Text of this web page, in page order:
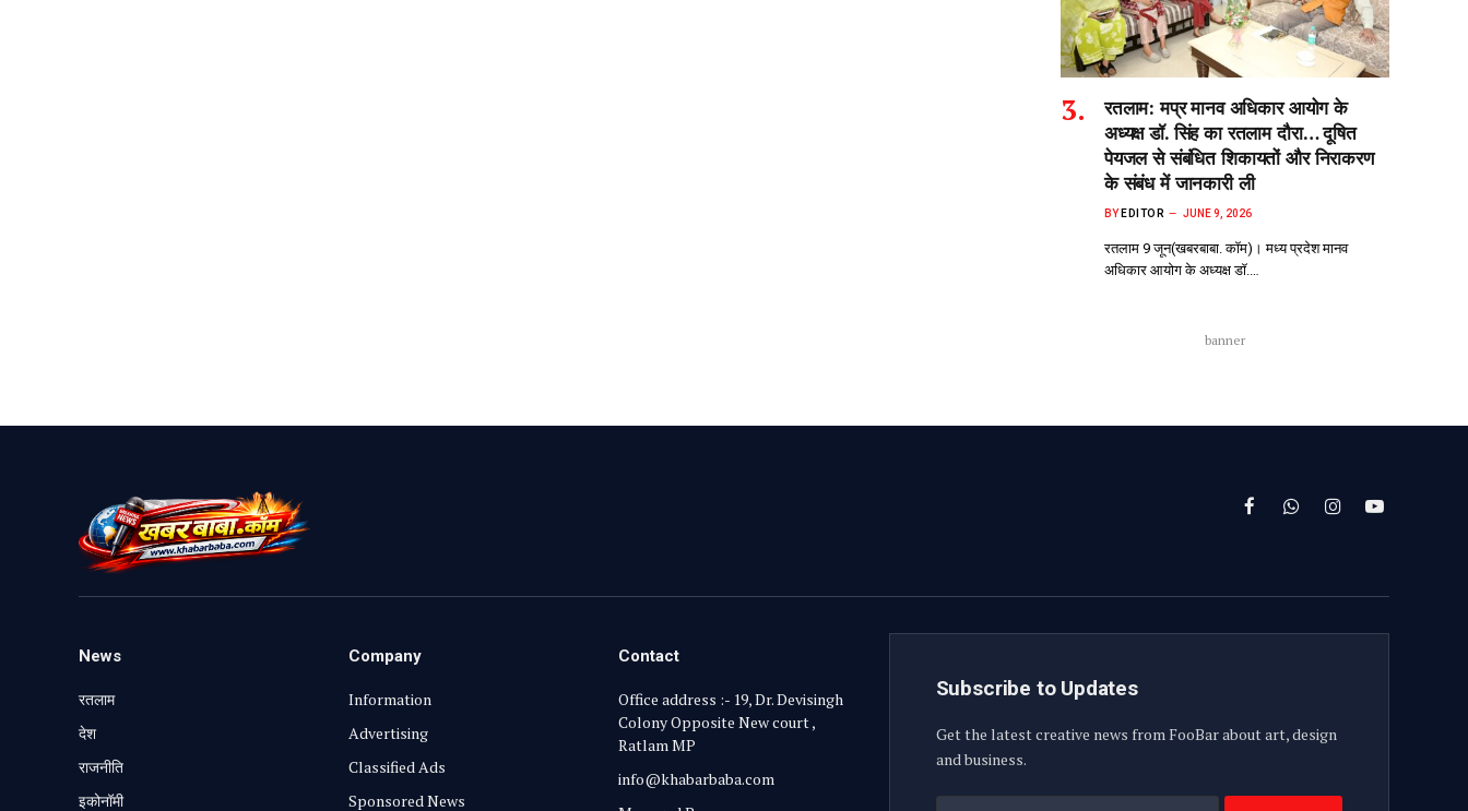
रतलाम: मप्र मानव अधिकार आयोग के
अध्यक्ष डॉ. सिंह का रतलाम दौरा… दूषित
पेयजल से‌ संबंधित शिकायतों और निराकरण
के संबंध में जानकारी ली
BY EDITOR JUNE 9, 2026
रतलाम 9 जून(खबरबाबा. कॉम)। मध्य प्रदेश मानव
अधिकार आयोग के अध्यक्ष डॉ.…
banner
FacebookWhatsAppInstagramYouTube
News
रतलाम
⁠देश
राजनीति
⁠इकोनॉमी
Company
Information
Advertising
Classified Ads
Sponsored News
Contact
Office address :- 19, Dr. Devisingh
Colony Opposite New court ,
Ratlam MP
info@khabarbaba.com
Subscribe to Updates
Get the latest creative news from FooBar about art, design
and business.